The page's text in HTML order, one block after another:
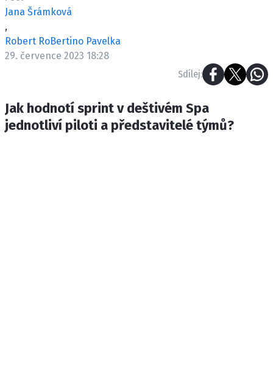
VYDAVATEL
OSOBNÍ ÚDAJE / COOKIES
Jana Šrámková
,
Robert RoBertino Pavelka
29. července 2023 18:28
Sdílej:
Jak hodnotí sprint v deštivém Spa
jednotliví piloti a představitelé týmů?